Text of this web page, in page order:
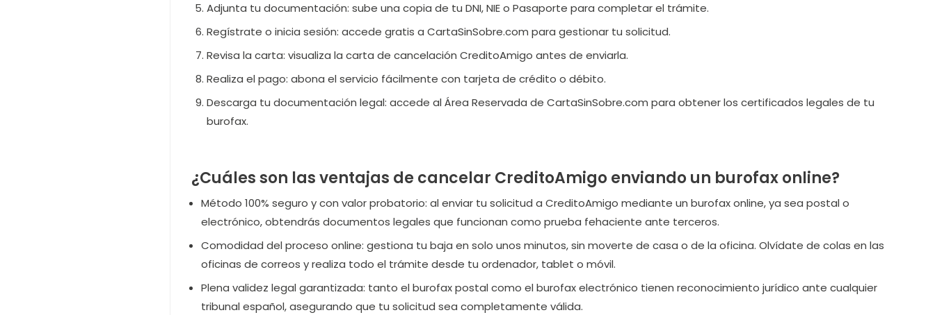
Adjunta tu documentación: sube una copia de tu DNI, NIE o Pasaporte para completar el trámite.
Regístrate o inicia sesión: accede gratis a CartaSinSobre.com para gestionar tu solicitud.
Revisa la carta: visualiza la carta de cancelación CreditoAmigo antes de enviarla.
Realiza el pago: abona el servicio fácilmente con tarjeta de crédito o débito.
Descarga tu documentación legal: accede al Área Reservada de CartaSinSobre.com para obtener los certificados legales de tu
burofax.
¿Cuáles son las ventajas de cancelar CreditoAmigo enviando un burofax online?
Método 100% seguro y con valor probatorio: al enviar tu solicitud a CreditoAmigo mediante un burofax online, ya sea postal o
electrónico, obtendrás documentos legales que funcionan como prueba fehaciente ante terceros.
Comodidad del proceso online: gestiona tu baja en solo unos minutos, sin moverte de casa o de la oficina. Olvídate de colas en las
oficinas de correos y realiza todo el trámite desde tu ordenador, tablet o móvil.
Plena validez legal garantizada: tanto el burofax postal como el burofax electrónico tienen reconocimiento jurídico ante cualquier
tribunal español, asegurando que tu solicitud sea completamente válida.